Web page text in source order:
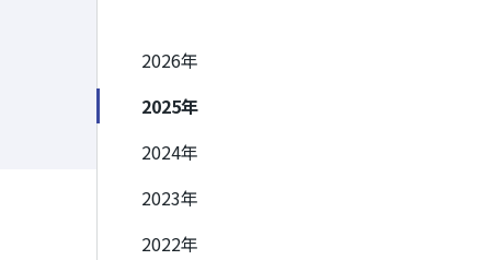
2026年
2025年
2024年
2023年
2022年